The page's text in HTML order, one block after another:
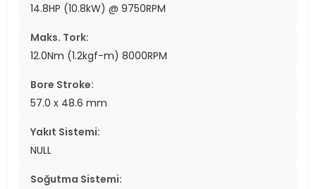
14.8HP (10.8kW) @ 9750RPM
Maks. Tork:
12.0Nm (1.2kgf-m) 8000RPM
Bore Stroke:
57.0 x 48.6 mm
Yakıt Sistemi:
NULL
Soğutma Sistemi: